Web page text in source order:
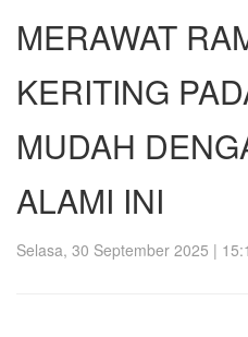
MERAWAT
KERITING
MUDAH
ALAMI INI
Selasa, 30 September 2025 |